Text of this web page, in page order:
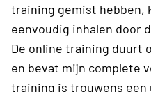
training gemist hebben,
eenvoudig inhalen door
De online training duurt
en bevat mijn complete
training is trouwens een